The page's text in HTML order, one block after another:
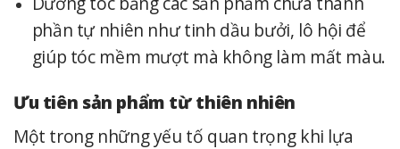
phần tự nhiên như tinh dầu bưởi, lô hội để
giúp tóc mềm mượt mà không làm mất màu.
Ưu tiên sản phẩm từ thiên nhiên
Một trong những yếu tố quan trọng khi lựa